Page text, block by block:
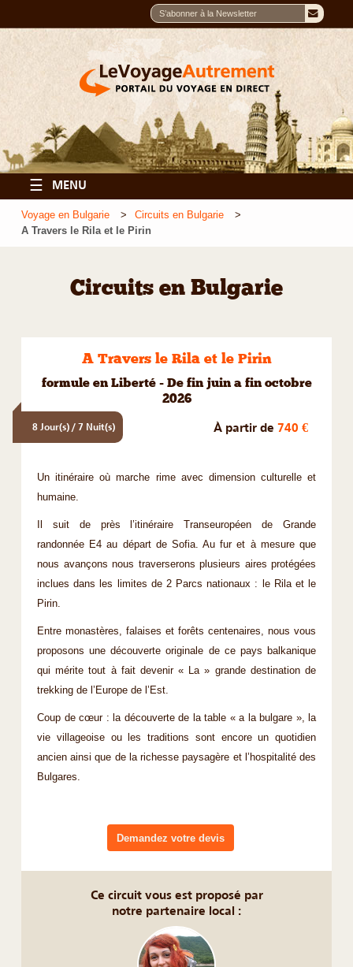
☰ MENU
Voyage en Bulgarie
Circuits en Bulgarie
A Travers le Rila et le Pirin
Circuits en Bulgarie
A Travers le Rila et le Pirin
formule en Liberté - De fin juin a fin octobre
2026
8 Jour(s) / 7 Nuit(s) À partir de 740 €
Un itinéraire où marche rime avec dimension culturelle et
humaine.
Il suit de près l’itinéraire Transeuropéen de Grande
randonnée E4 au départ de Sofia. Au fur et à mesure que
nous avançons nous traverserons plusieurs aires protégées
inclues dans les limites de 2 Parcs nationaux : le Rila et le
Pirin.
Entre monastères, falaises et forêts centenaires, nous vous
proposons une découverte originale de ce pays balkanique
qui mérite tout à fait devenir « La » grande destination de
trekking de l’Europe de l’Est.
Coup de cœur : la découverte de la table « a la bulgare », la
vie villageoise ou les traditions sont encore un quotidien
ancien ainsi que de la richesse paysagère et l’hospitalité des
Bulgares.
Demandez votre devis
Ce circuit vous est proposé par
notre partenaire local :